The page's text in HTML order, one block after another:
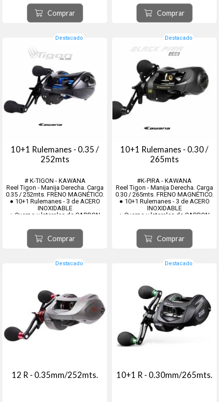
*Las cañas y reels no tienen
cambio ni devolución. Son
oportunamente revisados y
controlados por personal idóneo
Comprar
magnético, anti reverse,
devanador. Peso 204grs.
Color Rosado.
Comprar
Destacado
10+1 Rulemanes - 0.35 /
252mts
# K-TIGON - KAWANA
Reel Tigon - Manija Derecha. Carga
0.35 / 252mts. FRENO MAGNÉTICO.
● 10+1 Rulemanes - 3 de ACERO
INOXIDABLE
● Cuerpo y laterales de CARBON
● Anti-reverse instantaneo con
MICRO RODILLOS
● Potencia de arrastre 30 LBS...
Comprar
Destacado
10+1 Rulemanes - 0.30 /
265mts
#K-PIRA - KAWANA
Reel Tigon - Manija Derecha. Carga
0.30 / 265mts. FRENO MAGNÉTICO.
● 10+1 Rulemanes - 3 de ACERO
INOXIDABLE
● Cuerpo y laterales de CARBON
● Anti-reverse instantaneo con
MICRO RODILLOS
● Potencia de arrastre 40 LBS.
● Fr...
Comprar
Destacado
12 R - 0.35mm/252mts.
Destacado
10+1 R - 0.30mm/265mts.